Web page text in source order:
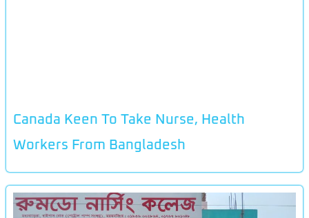
Canada Keen To Take Nurse, Health
Workers From Bangladesh